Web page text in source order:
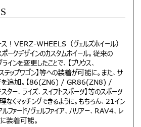
！VERZ-WHEELS（ヴェルズホイール）
ークデザインのカスタムホイール。従来の
インを変更したことで、【プリウス、
ップワゴン】等への装着が可能に。また、サ
チを追加。【86(ZN6) / GR86(ZN8) /
、ライズ、スイフトスポーツ】等のスポーツ
なくマッチングできるように。もちろん、21イン
ファード/ヴェルファイア、ハリアー、RAV4、レ
装着可能。